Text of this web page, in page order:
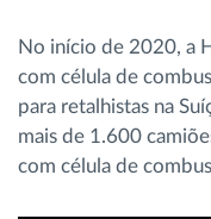
No início de 2020, a
com célula de
para retalhistas na
mais de 1.600
com célula de